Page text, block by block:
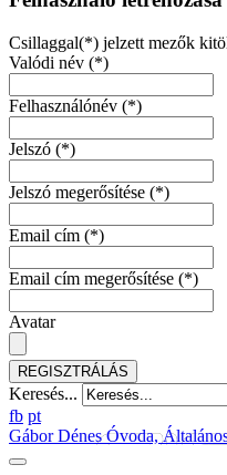
Csillaggal(*) jelzett mezők
Valódi név (*)
Felhasználónév (*)
Jelszó (*)
Jelszó megerősítése (*)
Email cím (*)
Email cím megerősítése (*)
Avatar
REGISZTRÁLÁS
Keresés...
fb pt
Gábor Dénes Óvoda,